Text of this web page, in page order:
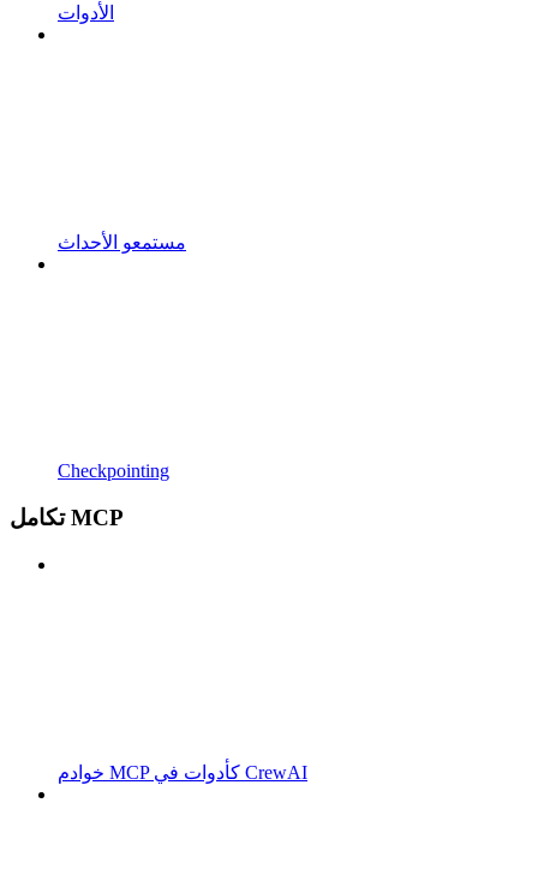
الأدوات
مستمعو الأحداث
Checkpointing
تكامل MCP
خوادم MCP كأدوات في CrewAI